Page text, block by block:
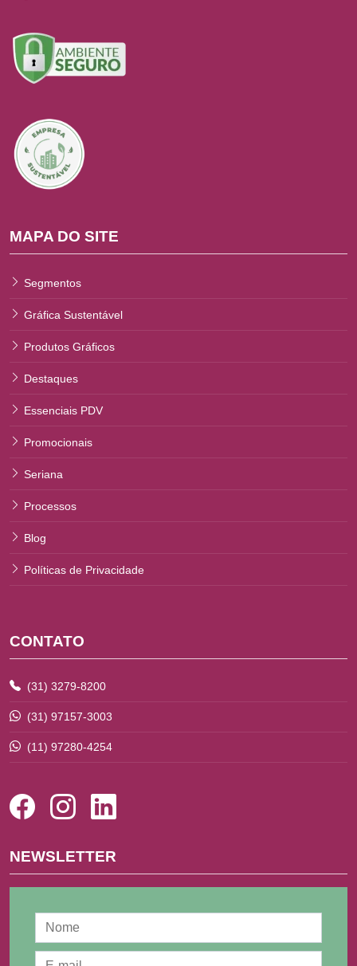
MAPA DO SITE
Segmentos
Gráfica Sustentável
Produtos Gráficos
Destaques
Essenciais PDV
Promocionais
Seriana
Processos
Blog
Políticas de Privacidade
CONTATO
(31) 3279-8200
(31) 97157-3003
(11) 97280-4254
NEWSLETTER